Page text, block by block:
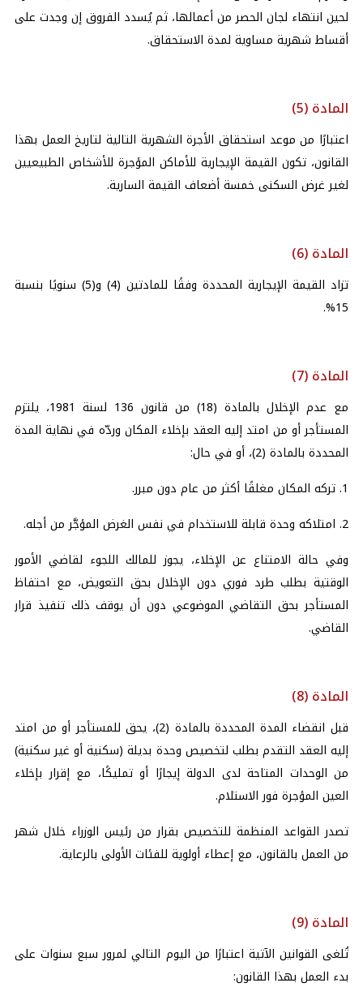
لحين انتهاء لجان الحصر من أعمالها، ثم يُسدد الفروق إن وجدت على
أقساط شهرية مساوية لمدة الاستحقاق.
المادة (5)
اعتبارًا من موعد استحقاق الأجرة الشهرية التالية لتاريخ العمل بهذا
القانون، تكون القيمة الإيجارية للأماكن المؤجرة للأشخاص الطبيعيين
لغير غرض السكنى خمسة أضعاف القيمة السارية.
المادة (6)
تزاد القيمة الإيجارية المحددة وفقًا للمادتين (4) و(5) سنويًا بنسبة
15%.
المادة (7)
مع عدم الإخلال بالمادة (18) من قانون 136 لسنة 1981، يلتزم
المستأجر أو من امتد إليه العقد بإخلاء المكان وردّه في نهاية المدة
المحددة بالمادة (2)، أو في حال:
1. تركه المكان مغلقًا أكثر من عام دون مبرر.
2. امتلاكه وحدة قابلة للاستخدام في نفس الغرض المؤجَّر من أجله.
وفي حالة الامتناع عن الإخلاء، يجوز للمالك اللجوء لقاضي الأمور
الوقتية بطلب طرد فوري دون الإخلال بحق التعويض، مع احتفاظ
المستأجر بحق التقاضي الموضوعي دون أن يوقف ذلك تنفيذ قرار
القاضي.
المادة (8)
قبل انقضاء المدة المحددة بالمادة (2)، يحق للمستأجر أو من امتد
إليه العقد التقدم بطلب لتخصيص وحدة بديلة (سكنية أو غير سكنية)
من الوحدات المتاحة لدى الدولة إيجارًا أو تمليكًا، مع إقرار بإخلاء
العين المؤجرة فور الاستلام.
تصدر القواعد المنظمة للتخصيص بقرار من رئيس الوزراء خلال شهر
من العمل بالقانون، مع إعطاء أولوية للفئات الأولى بالرعاية.
المادة (9)
تُلغى القوانين الآتية اعتبارًا من اليوم التالي لمرور سبع سنوات على
بدء العمل بهذا القانون: